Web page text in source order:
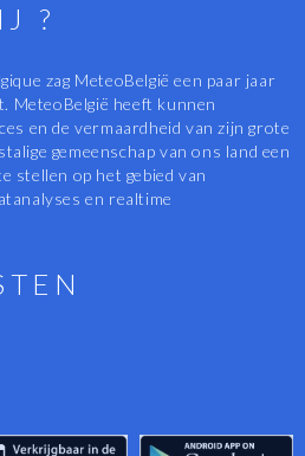
?
zag MeteoBelgië een paar jaar
MeteoBelgië heeft kunnen
en de vermaardheid van zijn grote
gemeenschap van ons land een
stellen op het gebied van
en realtime